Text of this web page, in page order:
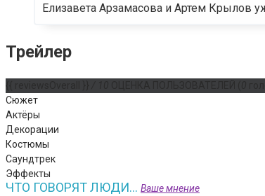
Елизавета Арзамасова и Артем Крылов
Трейлер
Сюжет
Актёры
Декорации
Костюмы
Саундтрек
Эффекты
ЧТО ГОВОРЯТ ЛЮДИ... Ваше мнение